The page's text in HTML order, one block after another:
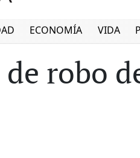
ECONOMÍA VIDA
robo